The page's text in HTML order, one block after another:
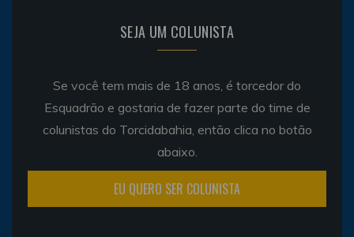
SEJA UM COLUNISTA
Se você tem mais de 18 anos, é torcedor do
Esquadrão e gostaria de fazer parte do time de
colunistas do Torcidabahia, então clica no botão
abaixo.
EU QUERO SER COLUNISTA